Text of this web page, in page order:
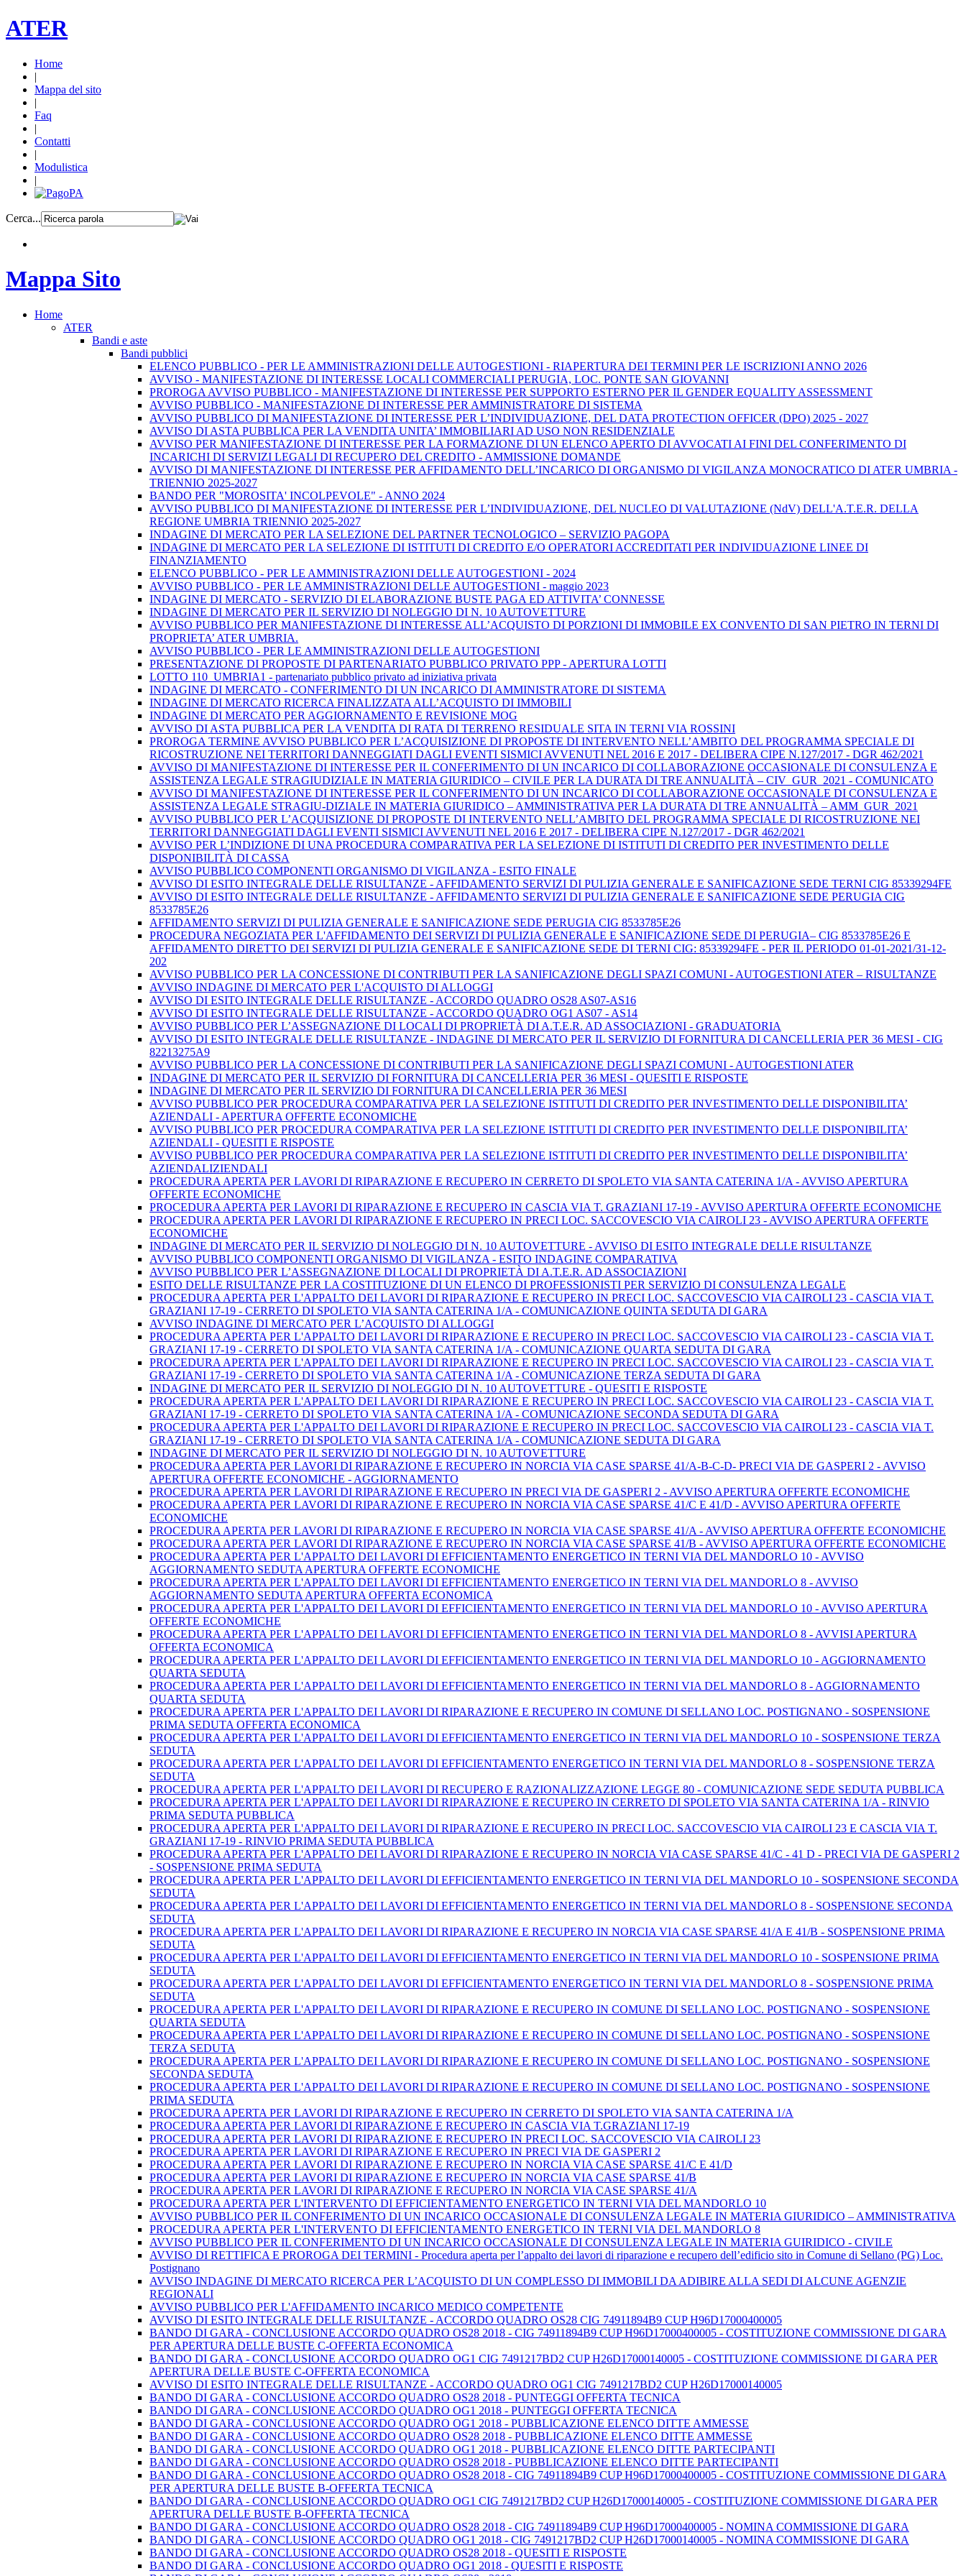
ATER
Home
|
Mappa del sito
|
Faq
|
Contatti
|
Modulistica
|
Cerca...
Mappa Sito
Home
ATER
Bandi e aste
Bandi pubblici
ELENCO PUBBLICO - PER LE AMMINISTRAZIONI DELLE AUTOGESTIONI - RIAPERTURA DEI TERMINI PER LE ISCRIZIONI ANNO 2026
AVVISO - MANIFESTAZIONE DI INTERESSE LOCALI COMMERCIALI PERUGIA, LOC. PONTE SAN GIOVANNI
PROROGA AVVISO PUBBLICO - MANIFESTAZIONE DI INTERESSE PER SUPPORTO ESTERNO PER IL GENDER EQUALITY ASSESSMENT
AVVISO PUBBLICO - MANIFESTAZIONE DI INTERESSE PER AMMINISTRATORE DI SISTEMA
AVVISO PUBBLICO DI MANIFESTAZIONE DI INTERESSE PER L’INDIVIDUAZIONE, DEL DATA PROTECTION OFFICER (DPO) 2025 - 2027
AVVISO DI ASTA PUBBLICA PER LA VENDITA UNITA’ IMMOBILIARI AD USO NON RESIDENZIALE
AVVISO PER MANIFESTAZIONE DI INTERESSE PER LA FORMAZIONE DI UN ELENCO APERTO DI AVVOCATI AI FINI DEL CONFERIMENTO DI
INCARICHI DI SERVIZI LEGALI DI RECUPERO DEL CREDITO - AMMISSIONE DOMANDE
AVVISO DI MANIFESTAZIONE DI INTERESSE PER AFFIDAMENTO DELL’INCARICO DI ORGANISMO DI VIGILANZA MONOCRATICO DI ATER UMBRIA -
TRIENNIO 2025-2027
BANDO PER "MOROSITA' INCOLPEVOLE" - ANNO 2024
AVVISO PUBBLICO DI MANIFESTAZIONE DI INTERESSE PER L’INDIVIDUAZIONE, DEL NUCLEO DI VALUTAZIONE (NdV) DELL'A.T.E.R. DELLA
REGIONE UMBRIA TRIENNIO 2025-2027
INDAGINE DI MERCATO PER LA SELEZIONE DEL PARTNER TECNOLOGICO – SERVIZIO PAGOPA
INDAGINE DI MERCATO PER LA SELEZIONE DI ISTITUTI DI CREDITO E/O OPERATORI ACCREDITATI PER INDIVIDUAZIONE LINEE DI
FINANZIAMENTO
ELENCO PUBBLICO - PER LE AMMINISTRAZIONI DELLE AUTOGESTIONI - 2024
AVVISO PUBBLICO - PER LE AMMINISTRAZIONI DELLE AUTOGESTIONI - maggio 2023
INDAGINE DI MERCATO - SERVIZIO DI ELABORAZIONE BUSTE PAGA ED ATTIVITA’ CONNESSE
INDAGINE DI MERCATO PER IL SERVIZIO DI NOLEGGIO DI N. 10 AUTOVETTURE
AVVISO PUBBLICO PER MANIFESTAZIONE DI INTERESSE ALL’ACQUISTO DI PORZIONI DI IMMOBILE EX CONVENTO DI SAN PIETRO IN TERNI DI
PROPRIETA’ ATER UMBRIA.
AVVISO PUBBLICO - PER LE AMMINISTRAZIONI DELLE AUTOGESTIONI
PRESENTAZIONE DI PROPOSTE DI PARTENARIATO PUBBLICO PRIVATO PPP - APERTURA LOTTI
LOTTO 110_UMBRIA1 - partenariato pubblico privato ad iniziativa privata
INDAGINE DI MERCATO - CONFERIMENTO DI UN INCARICO DI AMMINISTRATORE DI SISTEMA
INDAGINE DI MERCATO RICERCA FINALIZZATA ALL’ACQUISTO DI IMMOBILI
INDAGINE DI MERCATO PER AGGIORNAMENTO E REVISIONE MOG
AVVISO DI ASTA PUBBLICA PER LA VENDITA DI RATA DI TERRENO RESIDUALE SITA IN TERNI VIA ROSSINI
PROROGA TERMINE AVVISO PUBBLICO PER L’ACQUISIZIONE DI PROPOSTE DI INTERVENTO NELL’AMBITO DEL PROGRAMMA SPECIALE DI
RICOSTRUZIONE NEI TERRITORI DANNEGGIATI DAGLI EVENTI SISMICI AVVENUTI NEL 2016 E 2017 - DELIBERA CIPE N.127/2017 - DGR 462/2021
AVVISO DI MANIFESTAZIONE DI INTERESSE PER IL CONFERIMENTO DI UN INCARICO DI COLLABORAZIONE OCCASIONALE DI CONSULENZA E
ASSISTENZA LEGALE STRAGIUDIZIALE IN MATERIA GIURIDICO – CIVILE PER LA DURATA DI TRE ANNUALITÀ – CIV_GUR_2021 - COMUNICATO
AVVISO DI MANIFESTAZIONE DI INTERESSE PER IL CONFERIMENTO DI UN INCARICO DI COLLABORAZIONE OCCASIONALE DI CONSULENZA E
ASSISTENZA LEGALE STRAGIU-DIZIALE IN MATERIA GIURIDICO – AMMINISTRATIVA PER LA DURATA DI TRE ANNUALITÀ – AMM_GUR_2021
AVVISO PUBBLICO PER L’ACQUISIZIONE DI PROPOSTE DI INTERVENTO NELL’AMBITO DEL PROGRAMMA SPECIALE DI RICOSTRUZIONE NEI
TERRITORI DANNEGGIATI DAGLI EVENTI SISMICI AVVENUTI NEL 2016 E 2017 - DELIBERA CIPE N.127/2017 - DGR 462/2021
AVVISO PER L’INDIZIONE DI UNA PROCEDURA COMPARATIVA PER LA SELEZIONE DI ISTITUTI DI CREDITO PER INVESTIMENTO DELLE
DISPONIBILITÀ DI CASSA
AVVISO PUBBLICO COMPONENTI ORGANISMO DI VIGILANZA - ESITO FINALE
AVVISO DI ESITO INTEGRALE DELLE RISULTANZE - AFFIDAMENTO SERVIZI DI PULIZIA GENERALE E SANIFICAZIONE SEDE TERNI CIG 85339294FE
AVVISO DI ESITO INTEGRALE DELLE RISULTANZE - AFFIDAMENTO SERVIZI DI PULIZIA GENERALE E SANIFICAZIONE SEDE PERUGIA CIG
8533785E26
AFFIDAMENTO SERVIZI DI PULIZIA GENERALE E SANIFICAZIONE SEDE PERUGIA CIG 8533785E26
PROCEDURA NEGOZIATA PER L'AFFIDAMENTO DEI SERVIZI DI PULIZIA GENERALE E SANIFICAZIONE SEDE DI PERUGIA– CIG 8533785E26 E
AFFIDAMENTO DIRETTO DEI SERVIZI DI PULIZIA GENERALE E SANIFICAZIONE SEDE DI TERNI CIG: 85339294FE - PER IL PERIODO 01-01-2021/31-12-
202
AVVISO PUBBLICO PER LA CONCESSIONE DI CONTRIBUTI PER LA SANIFICAZIONE DEGLI SPAZI COMUNI - AUTOGESTIONI ATER – RISULTANZE
AVVISO INDAGINE DI MERCATO PER L'ACQUISTO DI ALLOGGI
AVVISO DI ESITO INTEGRALE DELLE RISULTANZE - ACCORDO QUADRO OS28 AS07-AS16
AVVISO DI ESITO INTEGRALE DELLE RISULTANZE - ACCORDO QUADRO OG1 AS07 - AS14
AVVISO PUBBLICO PER L’ASSEGNAZIONE DI LOCALI DI PROPRIETÀ DI A.T.E.R. AD ASSOCIAZIONI - GRADUATORIA
AVVISO DI ESITO INTEGRALE DELLE RISULTANZE - INDAGINE DI MERCATO PER IL SERVIZIO DI FORNITURA DI CANCELLERIA PER 36 MESI - CIG
82213275A9
AVVISO PUBBLICO PER LA CONCESSIONE DI CONTRIBUTI PER LA SANIFICAZIONE DEGLI SPAZI COMUNI - AUTOGESTIONI ATER
INDAGINE DI MERCATO PER IL SERVIZIO DI FORNITURA DI CANCELLERIA PER 36 MESI - QUESITI E RISPOSTE
INDAGINE DI MERCATO PER IL SERVIZIO DI FORNITURA DI CANCELLERIA PER 36 MESI
AVVISO PUBBLICO PER PROCEDURA COMPARATIVA PER LA SELEZIONE ISTITUTI DI CREDITO PER INVESTIMENTO DELLE DISPONIBILITA’
AZIENDALI - APERTURA OFFERTE ECONOMICHE
AVVISO PUBBLICO PER PROCEDURA COMPARATIVA PER LA SELEZIONE ISTITUTI DI CREDITO PER INVESTIMENTO DELLE DISPONIBILITA’
AZIENDALI - QUESITI E RISPOSTE
AVVISO PUBBLICO PER PROCEDURA COMPARATIVA PER LA SELEZIONE ISTITUTI DI CREDITO PER INVESTIMENTO DELLE DISPONIBILITA’
AZIENDALIZIENDALI
PROCEDURA APERTA PER LAVORI DI RIPARAZIONE E RECUPERO IN CERRETO DI SPOLETO VIA SANTA CATERINA 1/A - AVVISO APERTURA
OFFERTE ECONOMICHE
PROCEDURA APERTA PER LAVORI DI RIPARAZIONE E RECUPERO IN CASCIA VIA T. GRAZIANI 17-19 - AVVISO APERTURA OFFERTE ECONOMICHE
PROCEDURA APERTA PER LAVORI DI RIPARAZIONE E RECUPERO IN PRECI LOC. SACCOVESCIO VIA CAIROLI 23 - AVVISO APERTURA OFFERTE
ECONOMICHE
INDAGINE DI MERCATO PER IL SERVIZIO DI NOLEGGIO DI N. 10 AUTOVETTURE - AVVISO DI ESITO INTEGRALE DELLE RISULTANZE
AVVISO PUBBLICO COMPONENTI ORGANISMO DI VIGILANZA - ESITO INDAGINE COMPARATIVA
AVVISO PUBBLICO PER L’ASSEGNAZIONE DI LOCALI DI PROPRIETÀ DI A.T.E.R. AD ASSOCIAZIONI
ESITO DELLE RISULTANZE PER LA COSTITUZIONE DI UN ELENCO DI PROFESSIONISTI PER SERVIZIO DI CONSULENZA LEGALE
PROCEDURA APERTA PER L'APPALTO DEI LAVORI DI RIPARAZIONE E RECUPERO IN PRECI LOC. SACCOVESCIO VIA CAIROLI 23 - CASCIA VIA T.
GRAZIANI 17-19 - CERRETO DI SPOLETO VIA SANTA CATERINA 1/A - COMUNICAZIONE QUINTA SEDUTA DI GARA
AVVISO INDAGINE DI MERCATO PER L’ACQUISTO DI ALLOGGI
PROCEDURA APERTA PER L'APPALTO DEI LAVORI DI RIPARAZIONE E RECUPERO IN PRECI LOC. SACCOVESCIO VIA CAIROLI 23 - CASCIA VIA T.
GRAZIANI 17-19 - CERRETO DI SPOLETO VIA SANTA CATERINA 1/A - COMUNICAZIONE QUARTA SEDUTA DI GARA
PROCEDURA APERTA PER L'APPALTO DEI LAVORI DI RIPARAZIONE E RECUPERO IN PRECI LOC. SACCOVESCIO VIA CAIROLI 23 - CASCIA VIA T.
GRAZIANI 17-19 - CERRETO DI SPOLETO VIA SANTA CATERINA 1/A - COMUNICAZIONE TERZA SEDUTA DI GARA
INDAGINE DI MERCATO PER IL SERVIZIO DI NOLEGGIO DI N. 10 AUTOVETTURE - QUESITI E RISPOSTE
PROCEDURA APERTA PER L'APPALTO DEI LAVORI DI RIPARAZIONE E RECUPERO IN PRECI LOC. SACCOVESCIO VIA CAIROLI 23 - CASCIA VIA T.
GRAZIANI 17-19 - CERRETO DI SPOLETO VIA SANTA CATERINA 1/A - COMUNICAZIONE SECONDA SEDUTA DI GARA
PROCEDURA APERTA PER L'APPALTO DEI LAVORI DI RIPARAZIONE E RECUPERO IN PRECI LOC. SACCOVESCIO VIA CAIROLI 23 - CASCIA VIA T.
GRAZIANI 17-19 - CERRETO DI SPOLETO VIA SANTA CATERINA 1/A - COMUNICAZIONE SEDUTA DI GARA
INDAGINE DI MERCATO PER IL SERVIZIO DI NOLEGGIO DI N. 10 AUTOVETTURE
PROCEDURA APERTA PER LAVORI DI RIPARAZIONE E RECUPERO IN NORCIA VIA CASE SPARSE 41/A-B-C-D- PRECI VIA DE GASPERI 2 - AVVISO
APERTURA OFFERTE ECONOMICHE - AGGIORNAMENTO
PROCEDURA APERTA PER LAVORI DI RIPARAZIONE E RECUPERO IN PRECI VIA DE GASPERI 2 - AVVISO APERTURA OFFERTE ECONOMICHE
PROCEDURA APERTA PER LAVORI DI RIPARAZIONE E RECUPERO IN NORCIA VIA CASE SPARSE 41/C E 41/D - AVVISO APERTURA OFFERTE
ECONOMICHE
PROCEDURA APERTA PER LAVORI DI RIPARAZIONE E RECUPERO IN NORCIA VIA CASE SPARSE 41/A - AVVISO APERTURA OFFERTE ECONOMICHE
PROCEDURA APERTA PER LAVORI DI RIPARAZIONE E RECUPERO IN NORCIA VIA CASE SPARSE 41/B - AVVISO APERTURA OFFERTE ECONOMICHE
PROCEDURA APERTA PER L'APPALTO DEI LAVORI DI EFFICIENTAMENTO ENERGETICO IN TERNI VIA DEL MANDORLO 10 - AVVISO
AGGIORNAMENTO SEDUTA APERTURA OFFERTE ECONOMICHE
PROCEDURA APERTA PER L'APPALTO DEI LAVORI DI EFFICIENTAMENTO ENERGETICO IN TERNI VIA DEL MANDORLO 8 - AVVISO
AGGIORNAMENTO SEDUTA APERTURA OFFERTA ECONOMICA
PROCEDURA APERTA PER L'APPALTO DEI LAVORI DI EFFICIENTAMENTO ENERGETICO IN TERNI VIA DEL MANDORLO 10 - AVVISO APERTURA
OFFERTE ECONOMICHE
PROCEDURA APERTA PER L'APPALTO DEI LAVORI DI EFFICIENTAMENTO ENERGETICO IN TERNI VIA DEL MANDORLO 8 - AVVISI APERTURA
OFFERTA ECONOMICA
PROCEDURA APERTA PER L'APPALTO DEI LAVORI DI EFFICIENTAMENTO ENERGETICO IN TERNI VIA DEL MANDORLO 10 - AGGIORNAMENTO
QUARTA SEDUTA
PROCEDURA APERTA PER L'APPALTO DEI LAVORI DI EFFICIENTAMENTO ENERGETICO IN TERNI VIA DEL MANDORLO 8 - AGGIORNAMENTO
QUARTA SEDUTA
PROCEDURA APERTA PER L'APPALTO DEI LAVORI DI RIPARAZIONE E RECUPERO IN COMUNE DI SELLANO LOC. POSTIGNANO - SOSPENSIONE
PRIMA SEDUTA OFFERTA ECONOMICA
PROCEDURA APERTA PER L'APPALTO DEI LAVORI DI EFFICIENTAMENTO ENERGETICO IN TERNI VIA DEL MANDORLO 10 - SOSPENSIONE TERZA
SEDUTA
PROCEDURA APERTA PER L'APPALTO DEI LAVORI DI EFFICIENTAMENTO ENERGETICO IN TERNI VIA DEL MANDORLO 8 - SOSPENSIONE TERZA
SEDUTA
PROCEDURA APERTA PER L'APPALTO DEI LAVORI DI RECUPERO E RAZIONALIZZAZIONE LEGGE 80 - COMUNICAZIONE SEDE SEDUTA PUBBLICA
PROCEDURA APERTA PER L'APPALTO DEI LAVORI DI RIPARAZIONE E RECUPERO IN CERRETO DI SPOLETO VIA SANTA CATERINA 1/A - RINVIO
PRIMA SEDUTA PUBBLICA
PROCEDURA APERTA PER L'APPALTO DEI LAVORI DI RIPARAZIONE E RECUPERO IN PRECI LOC. SACCOVESCIO VIA CAIROLI 23 E CASCIA VIA T.
GRAZIANI 17-19 - RINVIO PRIMA SEDUTA PUBBLICA
PROCEDURA APERTA PER L'APPALTO DEI LAVORI DI RIPARAZIONE E RECUPERO IN NORCIA VIA CASE SPARSE 41/C - 41 D - PRECI VIA DE GASPERI 2
- SOSPENSIONE PRIMA SEDUTA
PROCEDURA APERTA PER L'APPALTO DEI LAVORI DI EFFICIENTAMENTO ENERGETICO IN TERNI VIA DEL MANDORLO 10 - SOSPENSIONE SECONDA
SEDUTA
PROCEDURA APERTA PER L'APPALTO DEI LAVORI DI EFFICIENTAMENTO ENERGETICO IN TERNI VIA DEL MANDORLO 8 - SOSPENSIONE SECONDA
SEDUTA
PROCEDURA APERTA PER L'APPALTO DEI LAVORI DI RIPARAZIONE E RECUPERO IN NORCIA VIA CASE SPARSE 41/A E 41/B - SOSPENSIONE PRIMA
SEDUTA
PROCEDURA APERTA PER L'APPALTO DEI LAVORI DI EFFICIENTAMENTO ENERGETICO IN TERNI VIA DEL MANDORLO 10 - SOSPENSIONE PRIMA
SEDUTA
PROCEDURA APERTA PER L'APPALTO DEI LAVORI DI EFFICIENTAMENTO ENERGETICO IN TERNI VIA DEL MANDORLO 8 - SOSPENSIONE PRIMA
SEDUTA
PROCEDURA APERTA PER L'APPALTO DEI LAVORI DI RIPARAZIONE E RECUPERO IN COMUNE DI SELLANO LOC. POSTIGNANO - SOSPENSIONE
QUARTA SEDUTA
PROCEDURA APERTA PER L'APPALTO DEI LAVORI DI RIPARAZIONE E RECUPERO IN COMUNE DI SELLANO LOC. POSTIGNANO - SOSPENSIONE
TERZA SEDUTA
PROCEDURA APERTA PER L'APPALTO DEI LAVORI DI RIPARAZIONE E RECUPERO IN COMUNE DI SELLANO LOC. POSTIGNANO - SOSPENSIONE
SECONDA SEDUTA
PROCEDURA APERTA PER L'APPALTO DEI LAVORI DI RIPARAZIONE E RECUPERO IN COMUNE DI SELLANO LOC. POSTIGNANO - SOSPENSIONE
PRIMA SEDUTA
PROCEDURA APERTA PER LAVORI DI RIPARAZIONE E RECUPERO IN CERRETO DI SPOLETO VIA SANTA CATERINA 1/A
PROCEDURA APERTA PER LAVORI DI RIPARAZIONE E RECUPERO IN CASCIA VIA T.GRAZIANI 17-19
PROCEDURA APERTA PER LAVORI DI RIPARAZIONE E RECUPERO IN PRECI LOC. SACCOVESCIO VIA CAIROLI 23
PROCEDURA APERTA PER LAVORI DI RIPARAZIONE E RECUPERO IN PRECI VIA DE GASPERI 2
PROCEDURA APERTA PER LAVORI DI RIPARAZIONE E RECUPERO IN NORCIA VIA CASE SPARSE 41/C E 41/D
PROCEDURA APERTA PER LAVORI DI RIPARAZIONE E RECUPERO IN NORCIA VIA CASE SPARSE 41/B
PROCEDURA APERTA PER LAVORI DI RIPARAZIONE E RECUPERO IN NORCIA VIA CASE SPARSE 41/A
PROCEDURA APERTA PER L'INTERVENTO DI EFFICIENTAMENTO ENERGETICO IN TERNI VIA DEL MANDORLO 10
AVVISO PUBBLICO PER IL CONFERIMENTO DI UN INCARICO OCCASIONALE DI CONSULENZA LEGALE IN MATERIA GIURIDICO – AMMINISTRATIVA
PROCEDURA APERTA PER L'INTERVENTO DI EFFICIENTAMENTO ENERGETICO IN TERNI VIA DEL MANDORLO 8
AVVISO PUBBLICO PER IL CONFERIMENTO DI UN INCARICO OCCASIONALE DI CONSULENZA LEGALE IN MATERIA GUIRIDICO - CIVILE
AVVISO DI RETTIFICA E PROROGA DEI TERMINI - Procedura aperta per l’appalto dei lavori di riparazione e recupero dell’edificio sito in Comune di Sellano (PG) Loc.
Postignano
AVVISO INDAGINE DI MERCATO RICERCA PER L’ACQUISTO DI UN COMPLESSO DI IMMOBILI DA ADIBIRE ALLA SEDI DI ALCUNE AGENZIE
REGIONALI
AVVISO PUBBLICO PER L'AFFIDAMENTO INCARICO MEDICO COMPETENTE
AVVISO DI ESITO INTEGRALE DELLE RISULTANZE - ACCORDO QUADRO OS28 CIG 74911894B9 CUP H96D17000400005
BANDO DI GARA - CONCLUSIONE ACCORDO QUADRO OS28 2018 - CIG 74911894B9 CUP H96D17000400005 - COSTITUZIONE COMMISSIONE DI GARA
PER APERTURA DELLE BUSTE C-OFFERTA ECONOMICA
BANDO DI GARA - CONCLUSIONE ACCORDO QUADRO OG1 CIG 7491217BD2 CUP H26D17000140005 - COSTITUZIONE COMMISSIONE DI GARA PER
APERTURA DELLE BUSTE C-OFFERTA ECONOMICA
AVVISO DI ESITO INTEGRALE DELLE RISULTANZE - ACCORDO QUADRO OG1 CIG 7491217BD2 CUP H26D17000140005
BANDO DI GARA - CONCLUSIONE ACCORDO QUADRO OS28 2018 - PUNTEGGI OFFERTA TECNICA
BANDO DI GARA - CONCLUSIONE ACCORDO QUADRO OG1 2018 - PUNTEGGI OFFERTA TECNICA
BANDO DI GARA - CONCLUSIONE ACCORDO QUADRO OG1 2018 - PUBBLICAZIONE ELENCO DITTE AMMESSE
BANDO DI GARA - CONCLUSIONE ACCORDO QUADRO OS28 2018 - PUBBLICAZIONE ELENCO DITTE AMMESSE
BANDO DI GARA - CONCLUSIONE ACCORDO QUADRO OG1 2018 - PUBBLICAZIONE ELENCO DITTE PARTECIPANTI
BANDO DI GARA - CONCLUSIONE ACCORDO QUADRO OS28 2018 - PUBBLICAZIONE ELENCO DITTE PARTECIPANTI
BANDO DI GARA - CONCLUSIONE ACCORDO QUADRO OS28 2018 - CIG 74911894B9 CUP H96D17000400005 - COSTITUZIONE COMMISSIONE DI GARA
PER APERTURA DELLE BUSTE B-OFFERTA TECNICA
BANDO DI GARA - CONCLUSIONE ACCORDO QUADRO OG1 CIG 7491217BD2 CUP H26D17000140005 - COSTITUZIONE COMMISSIONE DI GARA PER
APERTURA DELLE BUSTE B-OFFERTA TECNICA
BANDO DI GARA - CONCLUSIONE ACCORDO QUADRO OS28 2018 - CIG 74911894B9 CUP H96D17000400005 - NOMINA COMMISSIONE DI GARA
BANDO DI GARA - CONCLUSIONE ACCORDO QUADRO OG1 2018 - CIG 7491217BD2 CUP H26D17000140005 - NOMINA COMMISSIONE DI GARA
BANDO DI GARA - CONCLUSIONE ACCORDO QUADRO OS28 2018 - QUESITI E RISPOSTE
BANDO DI GARA - CONCLUSIONE ACCORDO QUADRO OG1 2018 - QUESITI E RISPOSTE